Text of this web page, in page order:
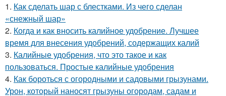
1. Как сделать шар с блестками. Из чего сделан
«снежный шар»
2. Когда и как вносить калийное удобрение. Лучшее
время для внесения удобрений, содержащих калий
3. Калийные удобрения, что это такое и как
пользоваться. Простые калийные удобрения
4. Как бороться с огородными и садовыми грызунами.
Урон, который наносят грызуны огородам, садам и